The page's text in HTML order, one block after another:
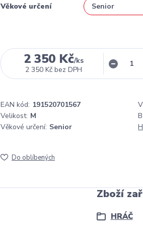
Věkové určení
2 350 Kč/ks
2 350 Kč bez DPH
EAN kód: 191520701567
Velikost: M
Věkové určení: Senior
Do oblíbených
Zboží
HRÁČ